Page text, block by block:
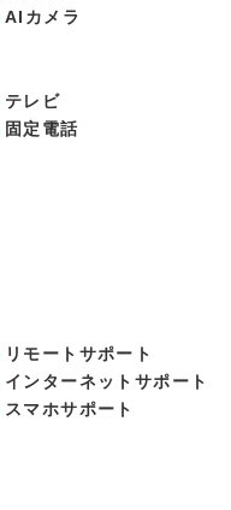
AIカメラ
テレビ
固定電話
リモートサポート
インターネットサポート
スマホサポート